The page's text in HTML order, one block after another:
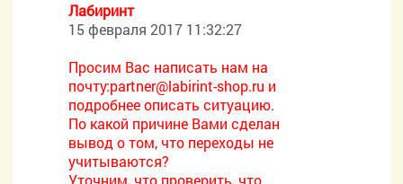
Лабиринт
15 февраля 2017 11:32:27
Просим Вас написать нам на
почту:partner@labirint-shop.ru и
подробнее описать ситуацию.
По какой причине Вами сделан
вывод о том, что переходы не
учитываются?
Уточним, что проверить, что